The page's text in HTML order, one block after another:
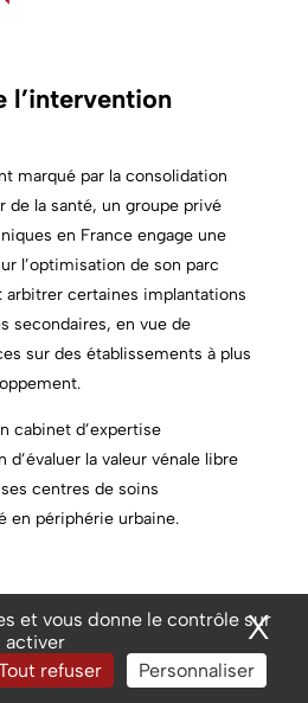
et vous donne le contrôle sur
activer
refuser Personnaliser
X
l’intervention
marqué par la consolidation
de la santé, un groupe privé
en France engage une
l’optimisation de son parc
arbitrer certaines implantations
secondaires, en vue de
sur des établissements à plus
cabinet d’expertise
la valeur vénale libre
centres de soins
en périphérie urbaine.